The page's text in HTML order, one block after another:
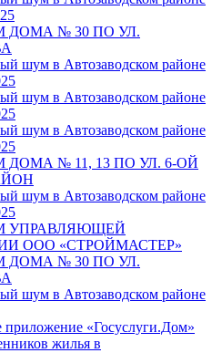
ДОМА № 30 ПО УЛ.
шум в Автозаводском районе
шум в Автозаводском районе
шум в Автозаводском районе
№ 11, 13 ПО УЛ. 6-ОЙ
шум в Автозаводском районе
УПРАВЛЯЮЩЕЙ
ООО «СТРОЙМАСТЕР»
ДОМА № 30 ПО УЛ.
шум в Автозаводском районе
«Госуслуги.Дом»
жилья в